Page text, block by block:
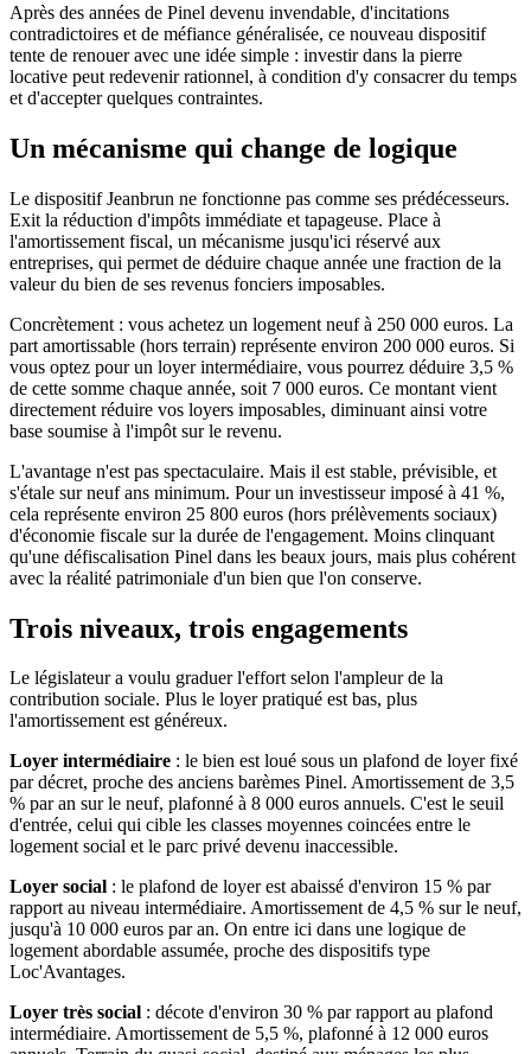
Après des années de Pinel devenu invendable, d'incitations
contradictoires et de méfiance généralisée, ce nouveau dispositif
tente de renouer avec une idée simple : investir dans la pierre
locative peut redevenir rationnel, à condition d'y consacrer du temps
et d'accepter quelques contraintes.
Un mécanisme qui change de logique
Le dispositif Jeanbrun ne fonctionne pas comme ses prédécesseurs.
Exit la réduction d'impôts immédiate et tapageuse. Place à
l'amortissement fiscal, un mécanisme jusqu'ici réservé aux
entreprises, qui permet de déduire chaque année une fraction de la
valeur du bien de ses revenus fonciers imposables.
Concrètement : vous achetez un logement neuf à 250 000 euros. La
part amortissable (hors terrain) représente environ 200 000 euros. Si
vous optez pour un loyer intermédiaire, vous pourrez déduire 3,5 %
de cette somme chaque année, soit 7 000 euros. Ce montant vient
directement réduire vos loyers imposables, diminuant ainsi votre
base soumise à l'impôt sur le revenu.
L'avantage n'est pas spectaculaire. Mais il est stable, prévisible, et
s'étale sur neuf ans minimum. Pour un investisseur imposé à 41 %,
cela représente environ 25 800 euros (hors prélèvements sociaux)
d'économie fiscale sur la durée de l'engagement. Moins clinquant
qu'une défiscalisation Pinel dans les beaux jours, mais plus cohérent
avec la réalité patrimoniale d'un bien que l'on conserve.
Trois niveaux, trois engagements
Le législateur a voulu graduer l'effort selon l'ampleur de la
contribution sociale. Plus le loyer pratiqué est bas, plus
l'amortissement est généreux.
Loyer intermédiaire : le bien est loué sous un plafond de loyer fixé
par décret, proche des anciens barèmes Pinel. Amortissement de 3,5
% par an sur le neuf, plafonné à 8 000 euros annuels. C'est le seuil
d'entrée, celui qui cible les classes moyennes coincées entre le
logement social et le parc privé devenu inaccessible.
Loyer social : le plafond de loyer est abaissé d'environ 15 % par
rapport au niveau intermédiaire. Amortissement de 4,5 % sur le neuf,
jusqu'à 10 000 euros par an. On entre ici dans une logique de
logement abordable assumée, proche des dispositifs type
Loc'Avantages.
Loyer très social : décote d'environ 30 % par rapport au plafond
intermédiaire. Amortissement de 5,5 %, plafonné à 12 000 euros